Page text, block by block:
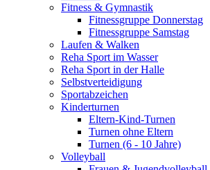
Fitness & Gymnastik
Fitnessgruppe Donnerstag
Fitnessgruppe Samstag
Laufen & Walken
Reha Sport im Wasser
Reha Sport in der Halle
Selbstverteidigung
Sportabzeichen
Kinderturnen
Eltern-Kind-Turnen
Turnen ohne Eltern
Turnen (6 - 10 Jahre)
Volleyball